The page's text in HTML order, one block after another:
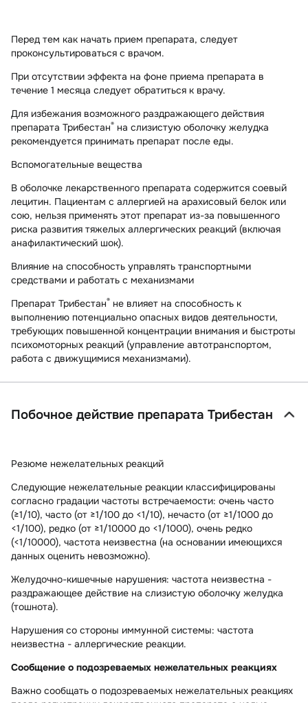
Перед тем как начать прием препарата, следует
проконсультироваться с врачом.
При отсутствии эффекта на фоне приема препарата в
течение 1 месяца следует обратиться к врачу.
Для избежания возможного раздражающего действия
препарата Трибестан® на слизистую оболочку желудка
рекомендуется принимать препарат после еды.
Вспомогательные вещества
В оболочке лекарственного препарата содержится соевый
лецитин. Пациентам с аллергией на арахисовый белок или
сою, нельзя применять этот препарат из-за повышенного
риска развития тяжелых аллергических реакций (включая
анафилактический шок).
Влияние на способность управлять транспортными
средствами и работать с механизмами
Препарат Трибестан® не влияет на способность к
выполнению потенциально опасных видов деятельности,
требующих повышенной концентрации внимания и быстроты
психомоторных реакций (управление автотранспортом,
работа с движущимися механизмами).
Побочное действие препарата Трибестан
Резюме нежелательных реакций
Следующие нежелательные реакции классифицированы
согласно градации частоты встречаемости: очень часто
(≥1/10), часто (от ≥1/100 до <1/10), нечасто (от ≥1/1000 до
<1/100), редко (от ≥1/10000 до <1/1000), очень редко
(<1/10000), частота неизвестна (на основании имеющихся
данных оценить невозможно).
Желудочно-кишечные нарушения: частота неизвестна -
раздражающее действие на слизистую оболочку желудка
(тошнота).
Нарушения со стороны иммунной системы: частота
неизвестна - аллергические реакции.
Сообщение о подозреваемых нежелательных реакциях
Важно сообщать о подозреваемых нежелательных реакциях